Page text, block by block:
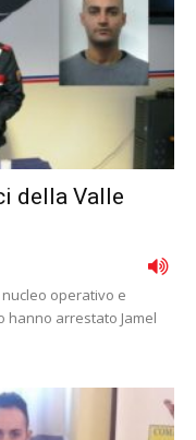
della Valle
operativo e
hanno arrestato Jamel